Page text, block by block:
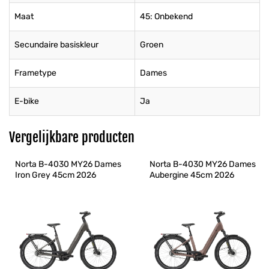
Maat 45: Onbekend
Secundaire basiskleur Groen
Frametype Dames
E-bike Ja
Vergelijkbare producten
Norta B-4030 MY26 Dames
Iron Grey 45cm 2026
Norta B-4030 MY26 Dames
Aubergine 45cm 2026